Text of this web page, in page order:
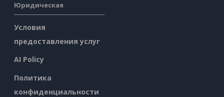
Юридическая
Условия
предоставления услуг
AI Policy
Политика
конфиденциальности